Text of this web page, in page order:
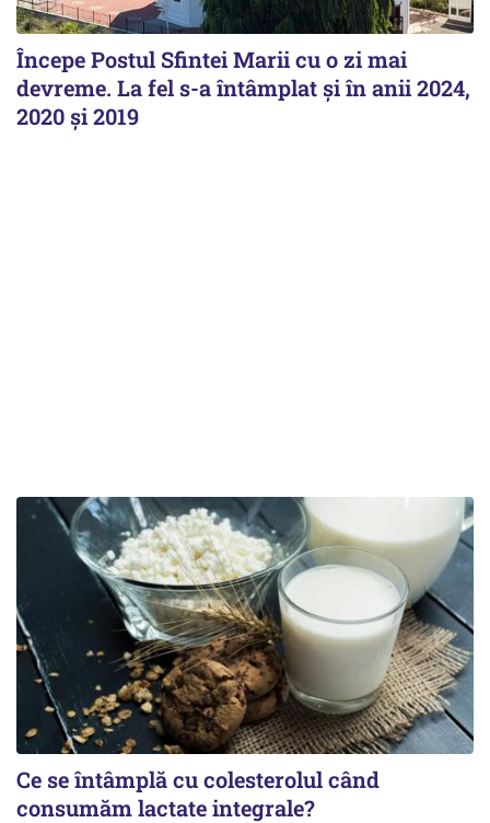
Începe Postul Sfintei Marii cu o zi mai
devreme. La fel s-a întâmplat și în anii 2024,
2020 și 2019
Ce se întâmplă cu colesterolul când
consumăm lactate integrale?